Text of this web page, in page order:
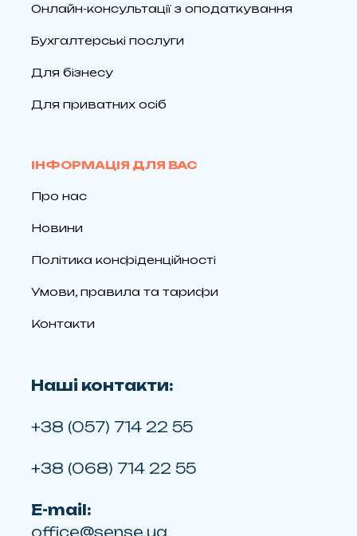
Онлайн-консультації з оподаткування
Бухгалтерські послуги
Для бізнесу
Для приватних осіб
ІНФОРМАЦІЯ ДЛЯ ВАС
Про нас
Новини
Політика конфіденційності
Умови, правила та тарифи
Контакти
Наші контакти:
+38 (057) 714 22 55
+38 (068) 714 22 55
E-mail:
office@sense.ua